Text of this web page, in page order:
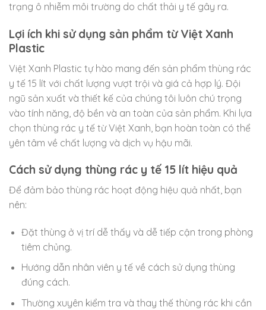
trạng ô nhiễm môi trường do chất thải y tế gây ra.
Lợi ích khi sử dụng sản phẩm từ Việt Xanh
Plastic
Việt Xanh Plastic tự hào mang đến sản phẩm thùng rác
y tế 15 lít với chất lượng vượt trội và giá cả hợp lý. Đội
ngũ sản xuất và thiết kế của chúng tôi luôn chú trọng
vào tính năng, độ bền và an toàn của sản phẩm. Khi lựa
chọn thùng rác y tế từ Việt Xanh, bạn hoàn toàn có thể
yên tâm về chất lượng và dịch vụ hậu mãi.
Cách sử dụng thùng rác y tế 15 lít hiệu quả
Để đảm bảo thùng rác hoạt động hiệu quả nhất, bạn
nên:
Đặt thùng ở vị trí dễ thấy và dễ tiếp cận trong phòng
tiêm chủng.
Hướng dẫn nhân viên y tế về cách sử dụng thùng
đúng cách.
Thường xuyên kiểm tra và thay thế thùng rác khi cần